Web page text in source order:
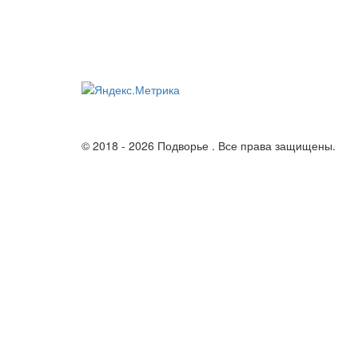
© 2018 - 2026 Подворье . Все права защищены.